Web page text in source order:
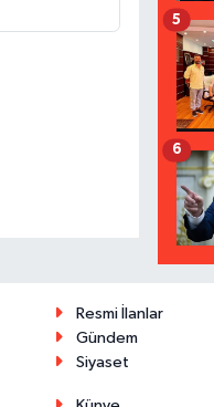
5
6
Resmi İlanlar
Gündem
Siyaset